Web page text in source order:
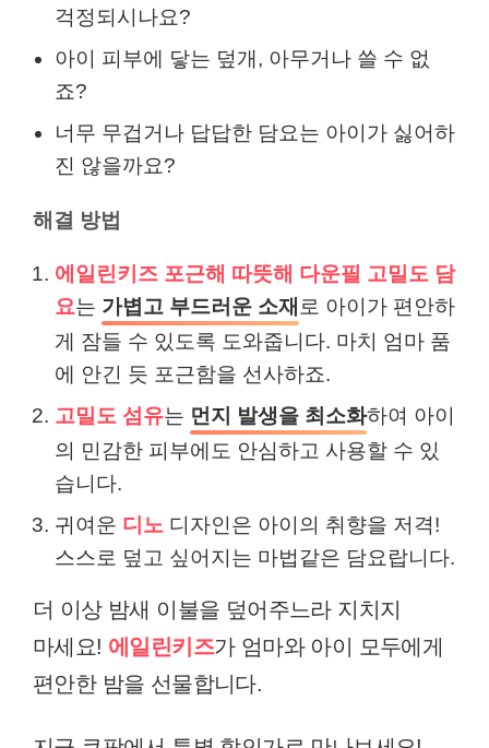
걱정되시나요?
아이 피부에 닿는 덮개, 아무거나 쓸 수 없
죠?
너무 무겁거나 답답한 담요는 아이가 싫어하
진 않을까요?
해결 방법
에일린키즈 포근해 따뜻해 다운필 고밀도 담
요는 가볍고 부드러운 소재 로 아이가 편안하
게 잠들 수 있도록 도와줍니다. 마치 엄마 품
에 안긴 듯 포근함을 선사하죠.
고밀도 섬유는 먼지 발생을 최소화하여 아이
의 민감한 피부에도 안심하고 사용할 수 있
습니다.
귀여운 디노 디자인은 아이의 취향을 저격!
스스로 덮고 싶어지는 마법같은 담요랍니다.
더 이상 밤새 이불을 덮어주느라 지치지
마세요! 에일린키즈가 엄마와 아이 모두에게
편안한 밤을 선물합니다.